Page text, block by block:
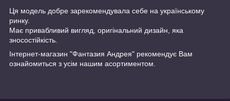
Ця модель добре зарекомендувала себе на українському
ринку.
Має привабливий вигляд, оригінальний дизайн, яка
зносостійкість.
Інтернет-магазин "Фантазия Андрея" рекомендує Вам
ознайомиться з усім нашим асортиментом.